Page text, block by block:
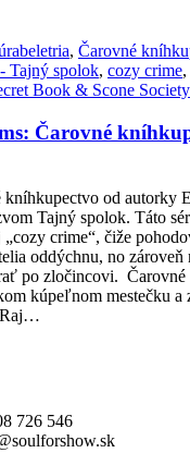
beletria, Čarovné
Tajný spolok, cozy crime,
Book & Scone Society
Čarovné
kníhkupectvo od autorky
Tajný spolok. Táto
„cozy crime“, čiže
oddýchnu, no
po zločincovi. Čarovné
kúpeľnom mestečku a
Raj…
726 546